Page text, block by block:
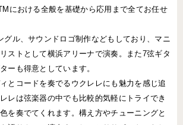
における全般を基礎から応用まで全てお任せ
グル、サウンドロゴ制作などもしており、マニ
ストとして横浜アリーナで演奏。また7弦ギタ
ーも得意としています。
とコードを奏でるウクレレにも魅力を感じ追
レは弦楽器の中でも比較的気軽にトライでき
を奏でてくれます。構え方やチューニングと